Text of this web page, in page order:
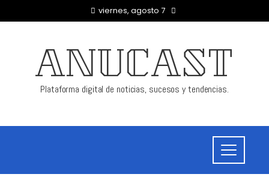
viernes, agosto 7
ANUCAST
Plataforma digital de noticias, sucesos y tendencias.